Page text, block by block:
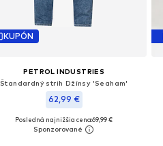
KUPÓN
PETROL INDUSTRIES
Štandardný strih Džínsy 'Seaham'
62,99 €
+3
Dostupné v mnohých veľkostiach
Posledná najnižšia cena:69,99 €